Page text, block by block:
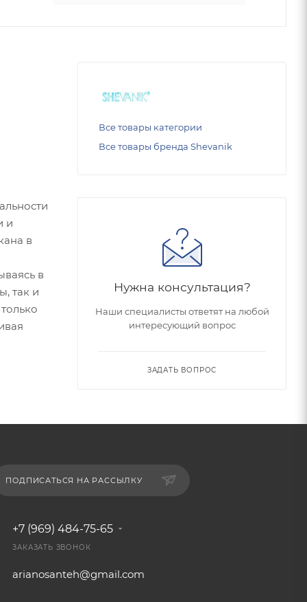
и
в
в
так и
Все товары категории
Все товары бренда Shevanik
Нужна консультация?
Наши специалисты ответят на любой
интересующий вопрос
ЗАДАТЬ ВОПРОС
ПОДПИСАТЬСЯ НА РАССЫЛКУ
+7 (969) 484-75-65
ЗАКАЗАТЬ ЗВОНОК
arianosanteh@gmail.com